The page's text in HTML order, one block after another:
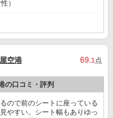
）
空港 69.1点
の口コミ・評判
ので前のシートに座っている
やすい。シート幅もありゆっ